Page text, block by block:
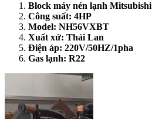
Block máy nén lạnh Mitsubishi
Công suất: 4HP
Model: NH56VXBT
Xuất xứ: Thái Lan
Điện áp: 220V/50HZ/1pha
Gas lạnh: R22